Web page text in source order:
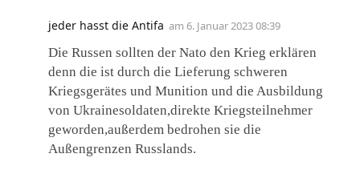
jeder hasst die Antifa am 6. Januar 2023 08:39
Die Russen sollten der Nato den Krieg erklären
denn die ist durch die Lieferung schweren
Kriegsgerätes und Munition und die Ausbildung
von Ukrainesoldaten,direkte Kriegsteilnehmer
geworden,außerdem bedrohen sie die
Außengrenzen Russlands.